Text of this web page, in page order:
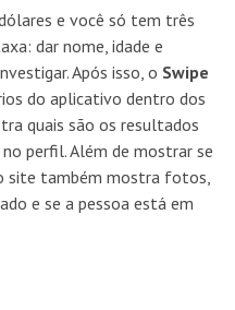
e você só tem três
dar nome, idade e
Após isso, o Swipe
do aplicativo dentro dos
quais são os resultados
perfil. Além de mostrar se
site também mostra fotos,
e se a pessoa está em